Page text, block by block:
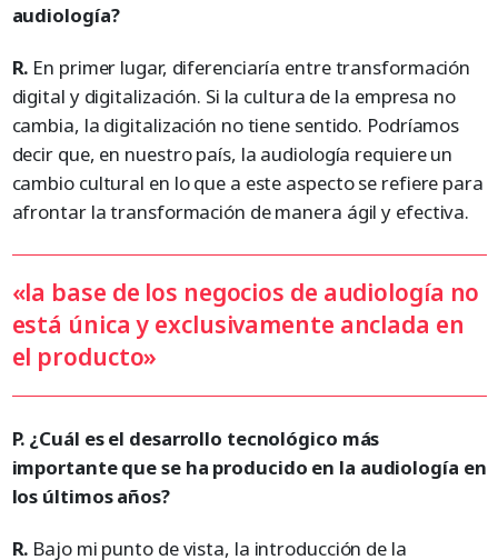
audiología?
R. En primer lugar, diferenciaría entre transformación
digital y digitalización. Si la cultura de la empresa no
cambia, la digitalización no tiene sentido. Podríamos
decir que, en nuestro país, la audiología requiere un
cambio cultural en lo que a este aspecto se refiere para
afrontar la transformación de manera ágil y efectiva.
«la base de los negocios de audiología no
está única y exclusivamente anclada en
el producto»
P. ¿Cuál es el desarrollo tecnológico más
importante que se ha producido en la audiología en
los últimos años?
R. Bajo mi punto de vista, la introducción de la